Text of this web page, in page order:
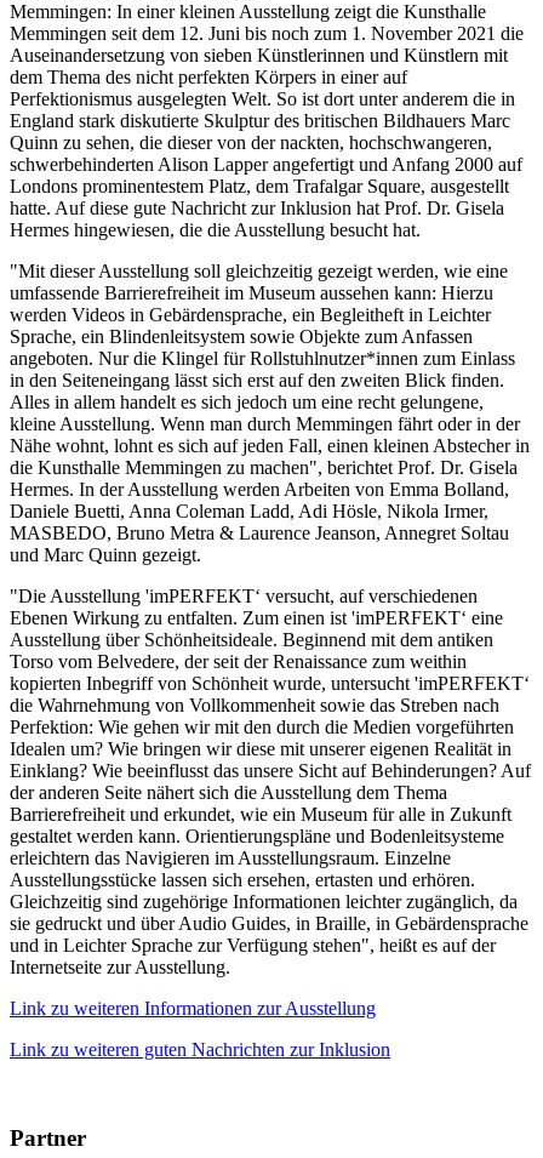
Memmingen: In einer kleinen Ausstellung zeigt die Kunsthalle
Memmingen seit dem 12. Juni bis noch zum 1. November 2021 die
Auseinandersetzung von sieben Künstlerinnen und Künstlern mit
dem Thema des nicht perfekten Körpers in einer auf
Perfektionismus ausgelegten Welt. So ist dort unter anderem die in
England stark diskutierte Skulptur des britischen Bildhauers Marc
Quinn zu sehen, die dieser von der nackten, hochschwangeren,
schwerbehinderten Alison Lapper angefertigt und Anfang 2000 auf
Londons prominentestem Platz, dem Trafalgar Square, ausgestellt
hatte. Auf diese gute Nachricht zur Inklusion hat Prof. Dr. Gisela
Hermes hingewiesen, die die Ausstellung besucht hat.
"Mit dieser Ausstellung soll gleichzeitig gezeigt werden, wie eine
umfassende Barrierefreiheit im Museum aussehen kann: Hierzu
werden Videos in Gebärdensprache, ein Begleitheft in Leichter
Sprache, ein Blindenleitsystem sowie Objekte zum Anfassen
angeboten. Nur die Klingel für Rollstuhlnutzer*innen zum Einlass
in den Seiteneingang lässt sich erst auf den zweiten Blick finden.
Alles in allem handelt es sich jedoch um eine recht gelungene,
kleine Ausstellung. Wenn man durch Memmingen fährt oder in der
Nähe wohnt, lohnt es sich auf jeden Fall, einen kleinen Abstecher in
die Kunsthalle Memmingen zu machen", berichtet Prof. Dr. Gisela
Hermes. In der Ausstellung werden Arbeiten von Emma Bolland,
Daniele Buetti, Anna Coleman Ladd, Adi Hösle, Nikola Irmer,
MASBEDO, Bruno Metra & Laurence Jeanson, Annegret Soltau
und Marc Quinn gezeigt.
"Die Ausstellung 'imPERFEKT‘ versucht, auf verschiedenen
Ebenen Wirkung zu entfalten. Zum einen ist 'imPERFEKT‘ eine
Ausstellung über Schönheitsideale. Beginnend mit dem antiken
Torso vom Belvedere, der seit der Renaissance zum weithin
kopierten Inbegriff von Schönheit wurde, untersucht 'imPERFEKT‘
die Wahrnehmung von Vollkommenheit sowie das Streben nach
Perfektion: Wie gehen wir mit den durch die Medien vorgeführten
Idealen um? Wie bringen wir diese mit unserer eigenen Realität in
Einklang? Wie beeinflusst das unsere Sicht auf Behinderungen? Auf
der anderen Seite nähert sich die Ausstellung dem Thema
Barrierefreiheit und erkundet, wie ein Museum für alle in Zukunft
gestaltet werden kann. Orientierungspläne und Bodenleitsysteme
erleichtern das Navigieren im Ausstellungsraum. Einzelne
Ausstellungsstücke lassen sich ersehen, ertasten und erhören.
Gleichzeitig sind zugehörige Informationen leichter zugänglich, da
sie gedruckt und über Audio Guides, in Braille, in Gebärdensprache
und in Leichter Sprache zur Verfügung stehen", heißt es auf der
Internetseite zur Ausstellung.
Link zu weiteren Informationen zur Ausstellung
Link zu weiteren guten Nachrichten zur Inklusion
Partner